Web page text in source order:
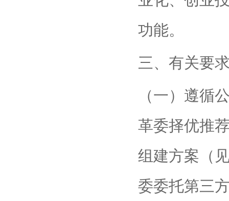
功能。
三、有关要
（一）遵循
革委择优推
组建方案（
委委托第三